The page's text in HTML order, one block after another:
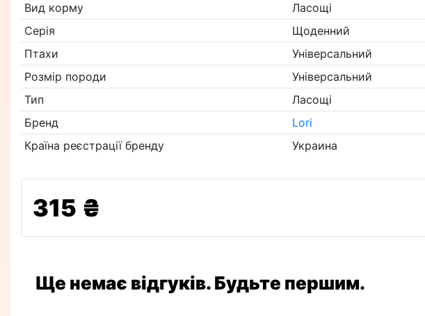
Вид корму
Ласощі
Серія
Щоденний
Птахи
Універсальний
Розмір породи
Універсальний
Тип
Ласощі
Бренд
Lori
Країна реєстрації бренду
Украина
315 ₴
Ще немає відгуків. Будьте першим.